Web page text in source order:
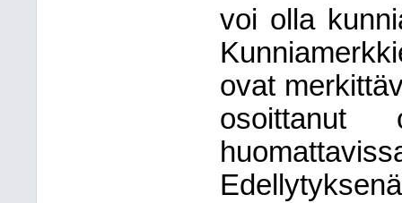
voi olla
ovat
osoittanut